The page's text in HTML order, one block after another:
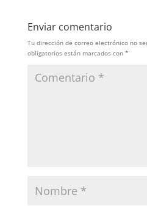
Enviar comentario
Tu dirección de correo electrónico no
obligatorios están marcados con *